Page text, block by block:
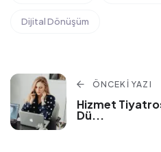
Dijital Dönüşüm
ÖNCEKI YAZI
Hizmet
Dü...